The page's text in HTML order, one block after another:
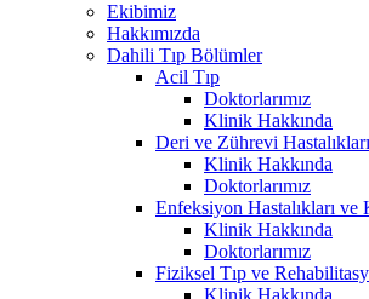
Ekibimiz
Hakkımızda
Dahili Tıp Bölümler
Acil Tıp
Doktorlarımız
Klinik Hakkında
Deri ve Zührevi
Klinik Hakkında
Doktorlarımız
Enfeksiyon Hastalıkları
Klinik Hakkında
Doktorlarımız
Fiziksel Tıp ve
Klinik Hakkında